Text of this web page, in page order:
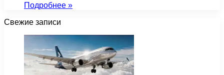
Подробнее »
Свежие записи